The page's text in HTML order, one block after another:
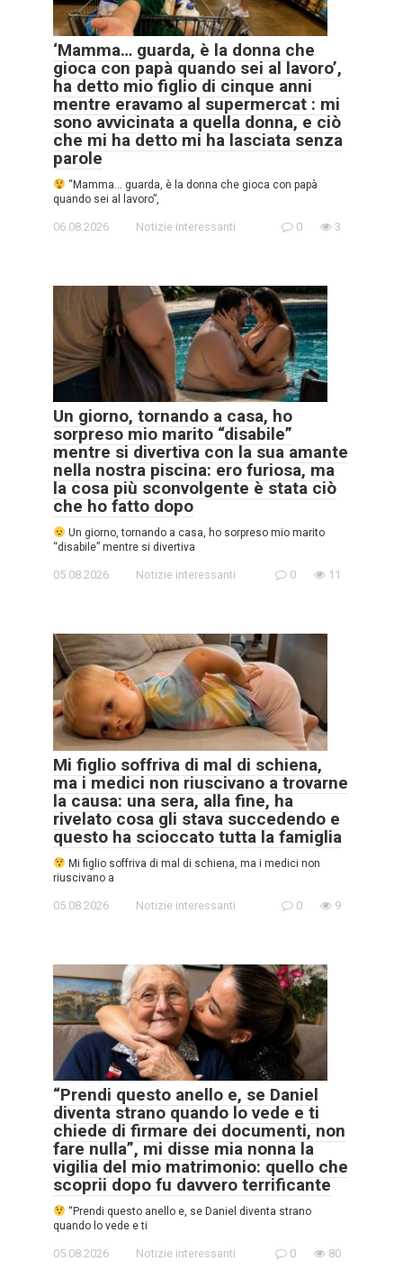
‘Mamma… guarda, è la donna che
gioca con papà quando sei al lavoro’,
ha detto mio figlio di cinque anni
mentre eravamo al supermercat : mi
sono avvicinata a quella donna, e ciò
che mi ha detto mi ha lasciata senza
parole
“Mamma… guarda, è la donna che gioca con papà
quando sei al lavoro”,
06.08.2026 Notizie interessanti 0 3
Un giorno, tornando a casa, ho
sorpreso mio marito “disabile”
mentre si divertiva con la sua amante
nella nostra piscina: ero furiosa, ma
la cosa più sconvolgente è stata ciò
che ho fatto dopo
Un giorno, tornando a casa, ho sorpreso mio marito
“disabile” mentre si divertiva
05.08.2026 Notizie interessanti 0 11
Mi figlio soffriva di mal di schiena,
ma i medici non riuscivano a trovarne
la causa: una sera, alla fine, ha
rivelato cosa gli stava succedendo e
questo ha scioccato tutta la famiglia
Mi figlio soffriva di mal di schiena, ma i medici non
riuscivano a
05.08.2026 Notizie interessanti 0 9
“Prendi questo anello e, se Daniel
diventa strano quando lo vede e ti
chiede di firmare dei documenti, non
fare nulla”, mi disse mia nonna la
vigilia del mio matrimonio: quello che
scoprii dopo fu davvero terrificante
“Prendi questo anello e, se Daniel diventa strano
quando lo vede e ti
05.08.2026 Notizie interessanti 0 80